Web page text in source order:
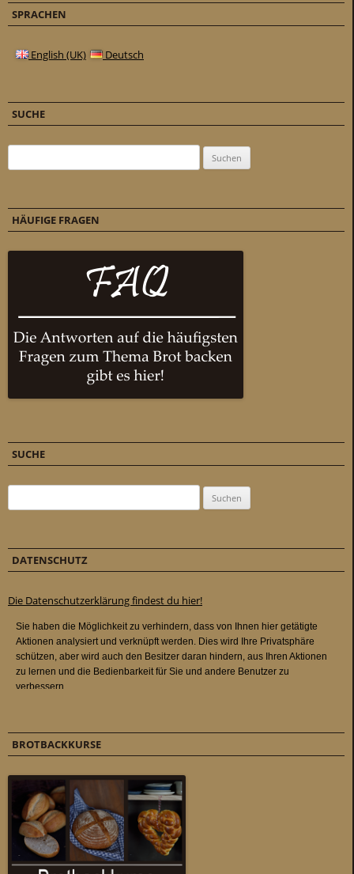
SPRACHEN
English (UK) Deutsch
SUCHE
HÄUFIGE FRAGEN
SUCHE
DATENSCHUTZ
Die Datenschutzerklärung findest du hier!
BROTBACKKURSE